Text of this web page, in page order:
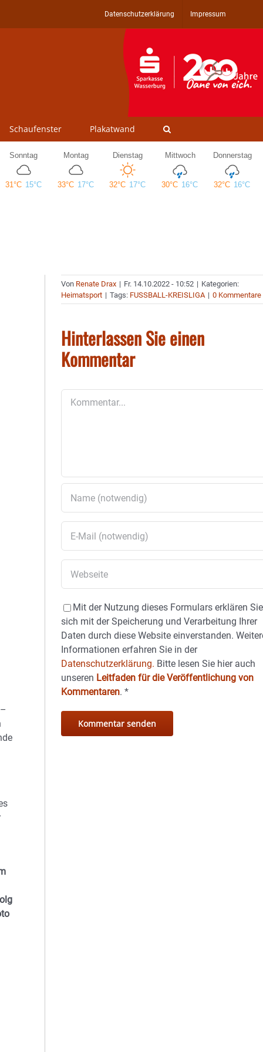
Datenschutzerklärung Impressum
Schaufenster Plakatwand
Von Renate Drax | Fr. 14.10.2022 - 10:52 | Kategorien:
Heimatsport | Tags: FUSSBALL-KREISLIGA | 0 Kommentare
Hinterlassen Sie einen
Kommentar
Mit der Nutzung dieses Formulars erklären Sie
sich mit der Speicherung und Verarbeitung Ihrer
Daten durch diese Website einverstanden.
Informationen erfahren Sie in der
Datenschutzerklärung. Bitte lesen Sie hier auch
unseren Leitfaden für die Veröffentlichung von
Kommentaren.*